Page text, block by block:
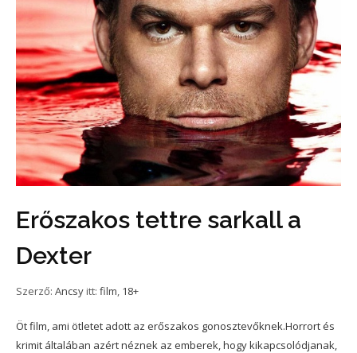
Erőszakos tettre sarkall a
Dexter
Szerző: Ancsy itt: film, 18+
Öt film, ami ötletet adott az erőszakos gonosztevőknek.Horrort és
krimit általában azért néznek az emberek, hogy kikapcsolódjanak,